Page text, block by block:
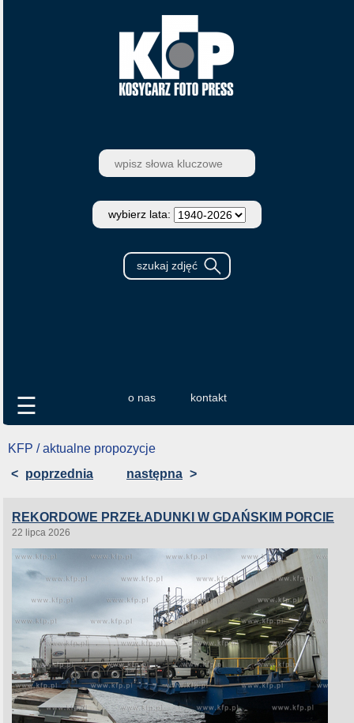
wybierz lata:
o nas kontakt
☰
KFP / aktualne propozycje
< poprzednia następna >
REKORDOWE PRZEŁADUNKI W GDAŃSKIM PORCIE
22 lipca 2026